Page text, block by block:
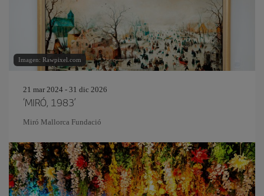
Imagen: Rawpixel.com
21 mar 2024 - 31 dic 2026
‘MIRÓ, 1983’
Miró Mallorca Fundació